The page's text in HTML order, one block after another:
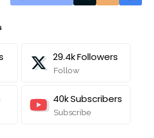
29.4kFollowers
Follow
40kSubscribers
Subscribe